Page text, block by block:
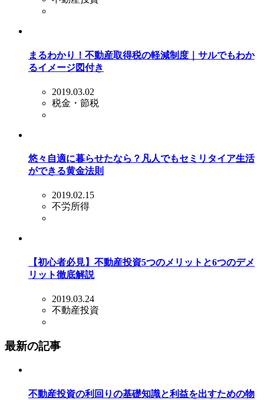
まるわかり！不動産取得税の軽減制度｜サルでもわか
るイメージ図付き
2019.03.02
税金・節税
悠々自適に暮らせたなら？凡人でもセミリタイア生活
ができる黄金法則
2019.02.15
不労所得
【初心者必見】不動産投資5つのメリットと6つのデメ
リット徹底解説
2019.03.24
不動産投資
最新の記事
不動産投資の利回りの基礎知識と利益を出すための物